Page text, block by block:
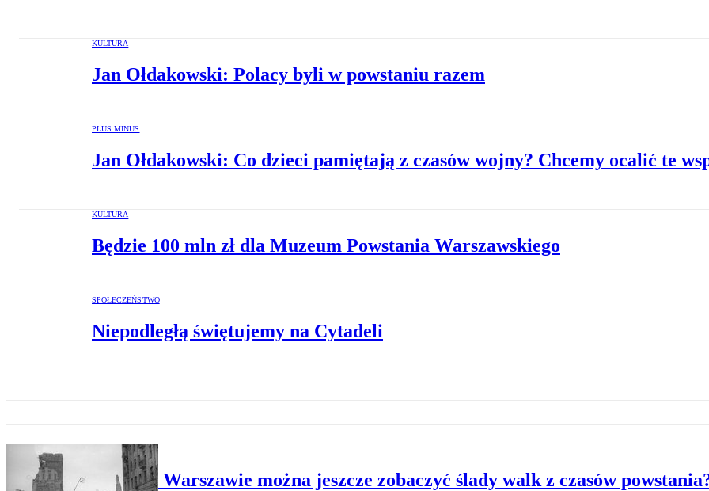
KULTURA
Jan Ołdakowski: Polacy byli w powstaniu razem
PLUS MINUS
Jan Ołdakowski: Co dzieci pamiętają z czasów wojny? Chcemy ocalić te
KULTURA
Będzie 100 mln zł dla Muzeum Powstania Warszawskiego
SPOŁECZEŃSTWO
Niepodległą świętujemy na Cytadeli
HISTORIA
Gdzie w Warszawie można jeszcze zobaczyć ślady walk z czasów